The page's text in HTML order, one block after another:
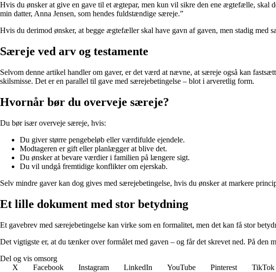
Hvis du ønsker at give en gave til et ægtepar, men kun vil sikre den ene ægtefælle, skal
min datter, Anna Jensen, som hendes fuldstændige særeje.”
Hvis du derimod ønsker, at begge ægtefæller skal have gavn af gaven, men stadig med
Særeje ved arv og testamente
Selvom denne artikel handler om gaver, er det værd at nævne, at særeje også kan
skilsmisse. Det er en parallel til gave med særejebetingelse – blot i arveretlig form.
Hvornår bør du overveje særeje?
Du bør især overveje særeje, hvis:
Du giver større pengebeløb eller værdifulde ejendele.
Modtageren er gift eller planlægger at blive det.
Du ønsker at bevare værdier i familien på længere sigt.
Du vil undgå fremtidige konflikter om ejerskab.
Selv mindre gaver kan dog gives med særejebetingelse, hvis du ønsker at markere
Et lille dokument med stor betydning
Et gavebrev med særejebetingelse kan virke som en formalitet, men det kan få stor
Det vigtigste er, at du tænker over formålet med gaven – og får det skrevet ned. På
Del og vis omsorg
X
Facebook Instagram LinkedIn YouTube Pinterest TikTok